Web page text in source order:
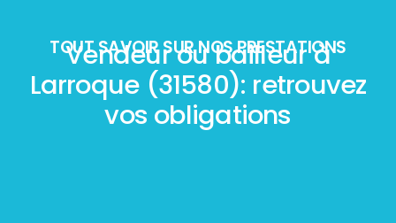
TOUT SAVOIR SUR NOS PRESTATIONS
Vendeur ou bailleur à
Larroque (31580): retrouvez
vos obligations